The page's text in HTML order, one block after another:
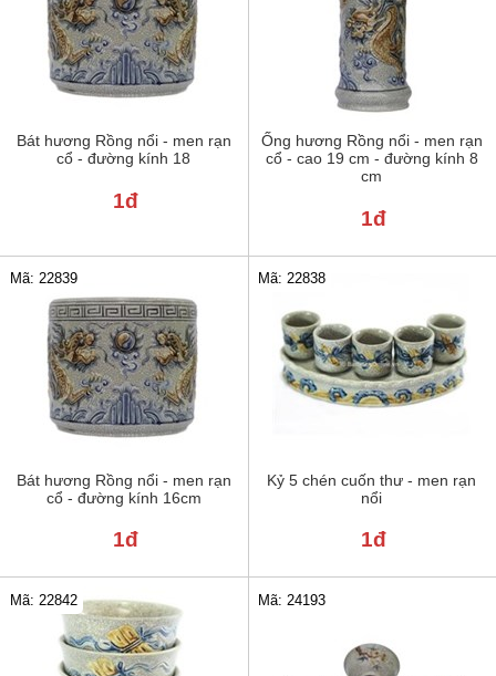
Bát hương Rồng nổi - men rạn
cổ - đường kính 18
1đ
Ống hương Rồng nổi - men rạn
cổ - cao 19 cm - đường kính 8
cm
1đ
Bát hương Rồng nổi - men rạn
cổ - đường kính 16cm
Mã: 22839
1đ
Kỷ 5 chén cuốn thư - men rạn
nổi
Mã: 22838
1đ
Mã: 22842 Mã: 24193